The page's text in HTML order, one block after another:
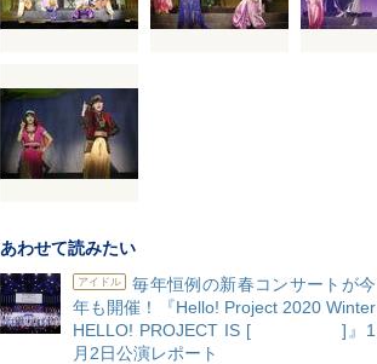
あわせて読みたい
アイドル
毎年恒例の新春コンサートが今
年も開催！『Hello! Project 2020 Winter
HELLO! PROJECT IS [ ]』1
月2日公演レポート